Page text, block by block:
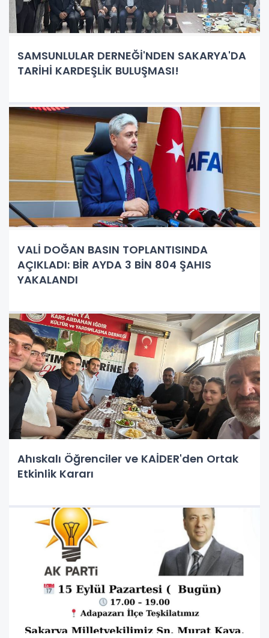
SAMSUNLULAR DERNEĞİ'NDEN SAKARYA'DA
TARİHİ KARDEŞLİK BULUŞMASI!
VALİ DOĞAN BASIN TOPLANTISINDA
AÇIKLADI: BİR AYDA 3 BİN 804 ŞAHIS
YAKALANDI
Ahıskalı Öğrenciler ve KAİDER'den Ortak
Etkinlik Kararı